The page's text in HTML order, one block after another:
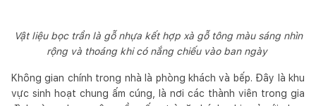
Vật liệu bọc trần là gỗ nhựa kết hợp xà gỗ tông màu sáng nhìn
rộng và thoáng khi có nắng chiếu vào ban ngày
Không gian chính trong nhà là phòng khách và bếp. Đây là khu
vực sinh hoạt chung ấm cúng, là nơi các thành viên trong gia